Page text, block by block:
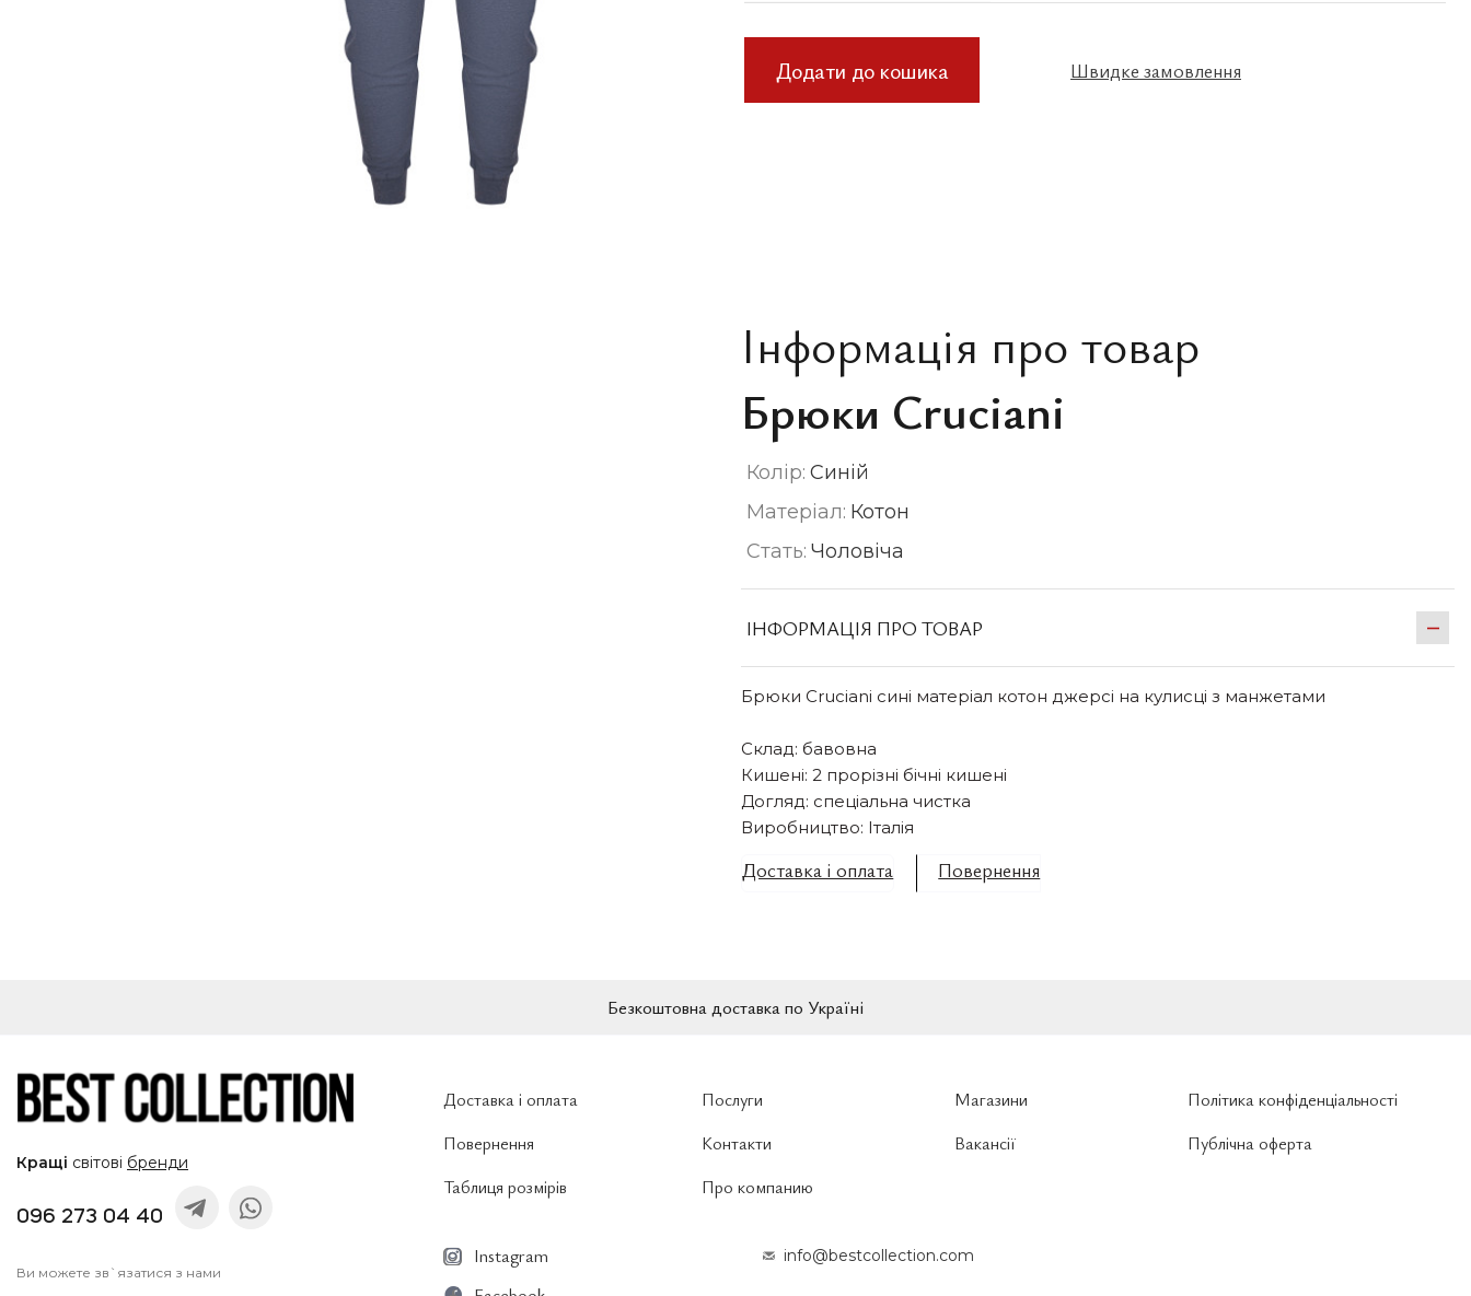
Додати до кошика Швидке замовлення
Інформація про товар
Брюки Cruciani
Колір: Синій
Матеріал: Котон
Стать: Чоловіча
ІНФОРМАЦІЯ ПРО ТОВАР
Брюки Cruciani сині матеріал котон джерсі на кулисці з манжетами
Склад: бавовна
Кишені: 2 прорізні бічні кишені
Догляд: спеціальна чистка
Виробництво: Італія
Доставка і оплата Повернення
Безкоштовна доставка по Україні
Кращі світові бренди
096 273 04 40
Ви можете зв`язатися з нами
Доставка і оплата
Повернення
Таблиця розмірів
Послуги
Контакти
Про компанию
Магазини
Вакансії
Політика конфіденціальності
Публічна оферта
Instagram
info@bestcollection.com